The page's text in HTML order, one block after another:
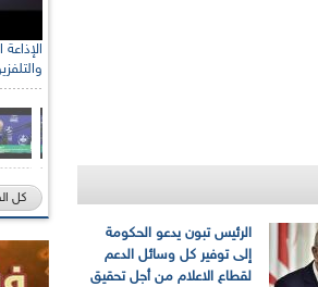
الرئيس تبون يدعو الحكومة
إلى توفير كل وسائل الدعم
لقطاع الاعلام من أجل تحقيق
كل